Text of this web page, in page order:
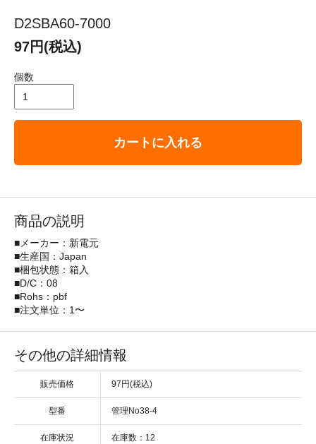
D2SBA60-7000
97円(税込)
個数
カートに入れる
商品の説明
■メーカー：新電元
■生産国：Japan
■梱包状態：箱入
■D/C：08
■Rohs：pbf
■注文単位：1〜
その他の詳細情報
販売価格 97円(税込)
型番 管理No38-4
在庫状況 在庫数：12